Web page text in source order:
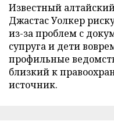
Известный
Джастас Уолкер
из-за проблем с
супруга и дети
профильные
близкий к
источник.